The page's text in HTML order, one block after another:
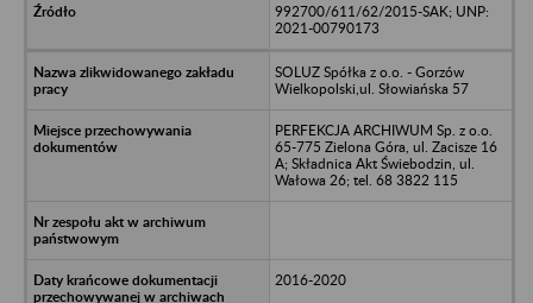
992700/611/62/2015-SAK; UNP:
2021-00790173
SOLUZ Spółka z o.o. - Gorzów
Wielkopolski,ul. Słowiańska 57
PERFEKCJA ARCHIWUM Sp. z o.o.
65-775 Zielona Góra, ul. Zacisze 16
A; Składnica Akt Świebodzin, ul.
Wałowa 26; tel. 68 3822 115
2016-2020